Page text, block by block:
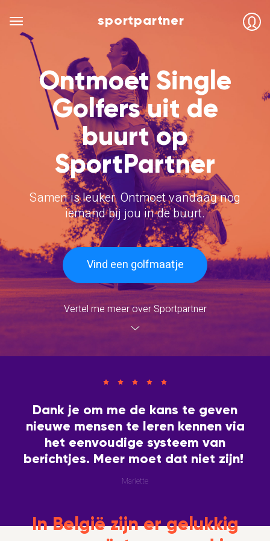
sportpartner
Ontmoet Single
Golfers uit de
buurt op
SportPartner
Samen is leuker. Ontmoet vandaag nog
iemand bij jou in de buurt.
Vind een golfmaatje
Vertel me meer over Sportpartner
Dank je om me de kans te geven
nieuwe mensen te leren kennen via
het eenvoudige systeem van
berichtjes. Meer moet dat niet zijn!
Mariette
In België zijn er gelukkig